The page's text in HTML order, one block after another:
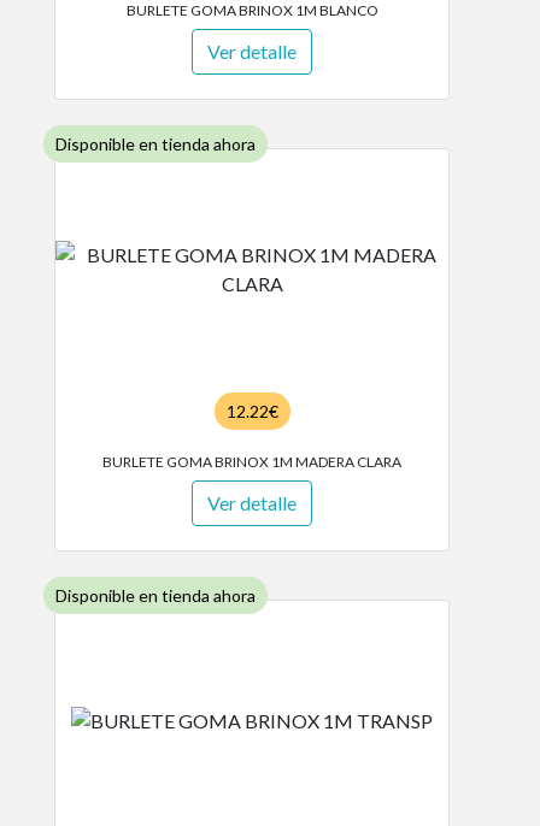
BURLETE GOMA BRINOX 1M BLANCO
Ver detalle
Disponible en tienda ahora
12.22€
BURLETE GOMA BRINOX 1M MADERA CLARA
Ver detalle
Disponible en tienda ahora